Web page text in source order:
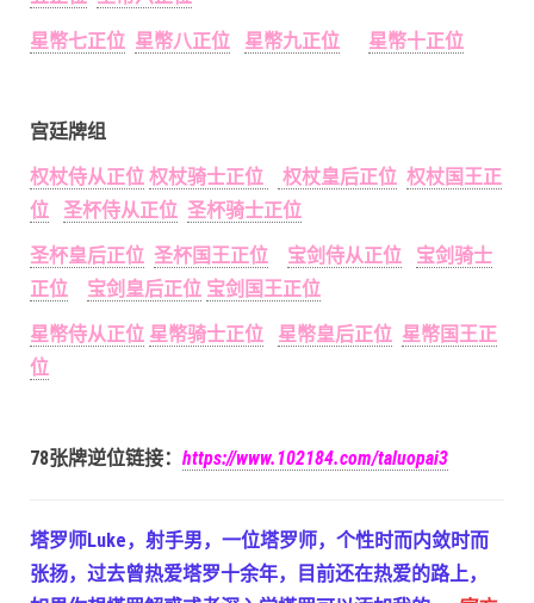
星幣七正位 星幣八正位 星幣九正位 星幣十正位
宫廷牌组
权杖侍从正位 权杖骑士正位 权杖皇后正位 权杖国王正
位
圣杯侍从正位 圣杯骑士正位
圣杯皇后正位 圣杯国王正位 宝剑侍从正位
宝剑骑士
正位
宝剑皇后正位 宝剑国王正位
星幣侍从正位 星幣骑士正位 星幣皇后正位 星幣国王正
位
78张牌逆位链接： https://www.102184.com/taluopai3
塔罗师Luke，射手男，一位塔罗师，个性时而内敛时而
张扬，过去曾热爱塔罗十余年，目前还在热爱的路上，